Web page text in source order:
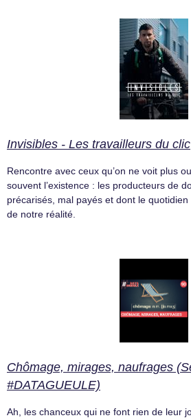
Invisibles - Les travailleurs du clic
Rencontre avec ceux qu’on ne voit plus
souvent l’existence : les producteurs de
précarisés, mal payés et dont le
de notre réalité.
Chômage, mirages, naufrages
#DATAGUEULE)
Ah, les chanceux qui ne font rien de leur